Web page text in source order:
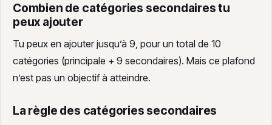
Combien de catégories secondaires tu
peux ajouter
Tu peux en ajouter jusqu’à 9, pour un total de 10
catégories (principale + 9 secondaires). Mais ce plafond
n’est pas un objectif à atteindre.
La règle des catégories secondaires